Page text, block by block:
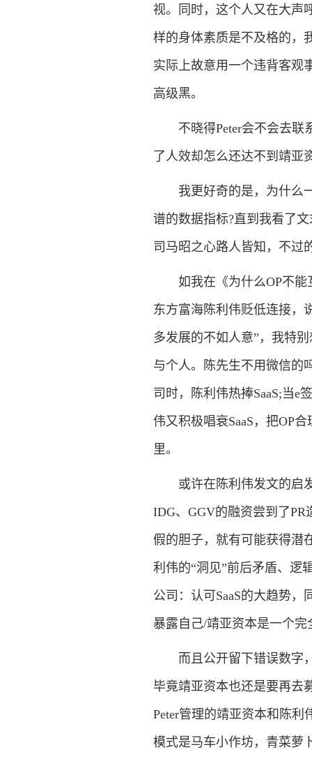
视。同时，这个人又在大声
样的身体素质是不及格的，
实际上故意用一个违背客观
高级黑。
不晓得Peter会不会去联
了人效却怎么还达不到靖
我更好奇的是，为什么一
谱的数据指标?直到我看了
司马昭之心路人皆知，不过
如我在《为什么OP不能
东方富海陈利伟贬低连接，
多发展的不如人意”，我特
与个人。陈先生不用微信的
司时，陈利伟热捧SaaS;当e
伟又积极唱衰SaaS，把OP
里。
或许在陈利伟发文的启发
IDG、GGV的融资尝到了
假的胆子，就有可能获得潜
利伟的“洞见”前后矛盾、逻
公司：认可SaaS的大趋势
暴露自己/靖亚资本是一个完
而且公开留下错误数字，
毕竟靖亚资本也还是要再去
Peter管理的靖亚资本和陈利
模式是马车小作坊，青菜萝